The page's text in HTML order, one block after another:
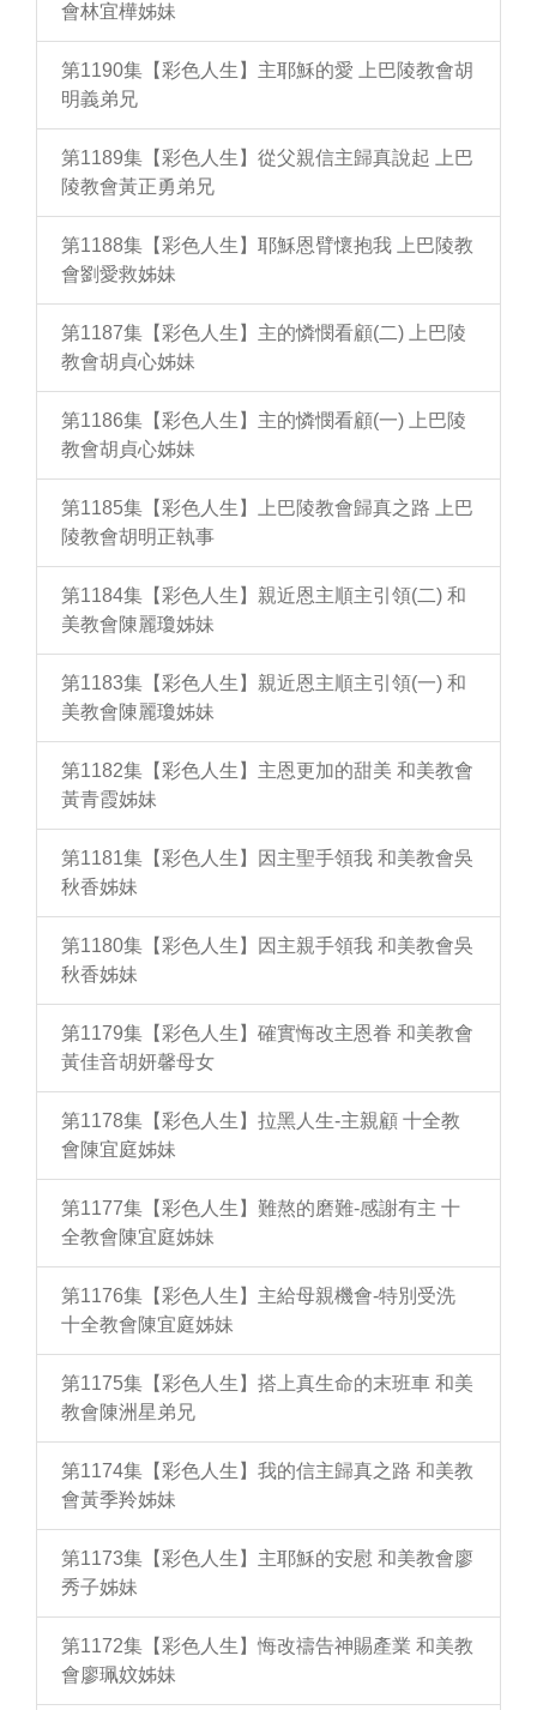
會林宜樺姊妹
第1190集【彩色人生】主耶穌的愛 上巴陵教會胡
明義弟兄
第1189集【彩色人生】從父親信主歸真說起 上巴
陵教會黃正勇弟兄
第1188集【彩色人生】耶穌恩臂懷抱我 上巴陵教
會劉愛救姊妹
第1187集【彩色人生】主的憐憫看顧(二) 上巴陵
教會胡貞心姊妹
第1186集【彩色人生】主的憐憫看顧(一) 上巴陵
教會胡貞心姊妹
第1185集【彩色人生】上巴陵教會歸真之路 上巴
陵教會胡明正執事
第1184集【彩色人生】親近恩主順主引領(二) 和
美教會陳麗瓊姊妹
第1183集【彩色人生】親近恩主順主引領(一) 和
美教會陳麗瓊姊妹
第1182集【彩色人生】主恩更加的甜美 和美教會
黃青霞姊妹
第1181集【彩色人生】因主聖手領我 和美教會吳
秋香姊妹
第1180集【彩色人生】因主親手領我 和美教會吳
秋香姊妹
第1179集【彩色人生】確實悔改主恩眷 和美教會
黃佳音胡妍馨母女
第1178集【彩色人生】拉黑人生-主親顧 十全教
會陳宜庭姊妹
第1177集【彩色人生】難熬的磨難-感謝有主 十
全教會陳宜庭姊妹
第1176集【彩色人生】主給母親機會-特別受洗
十全教會陳宜庭姊妹
第1175集【彩色人生】搭上真生命的末班車 和美
教會陳洲星弟兄
第1174集【彩色人生】我的信主歸真之路 和美教
會黃季羚姊妹
第1173集【彩色人生】主耶穌的安慰 和美教會廖
秀子姊妹
第1172集【彩色人生】悔改禱告神賜產業 和美教
會廖珮妏姊妹